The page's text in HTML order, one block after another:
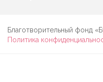
Благотворительный фонд
Политика